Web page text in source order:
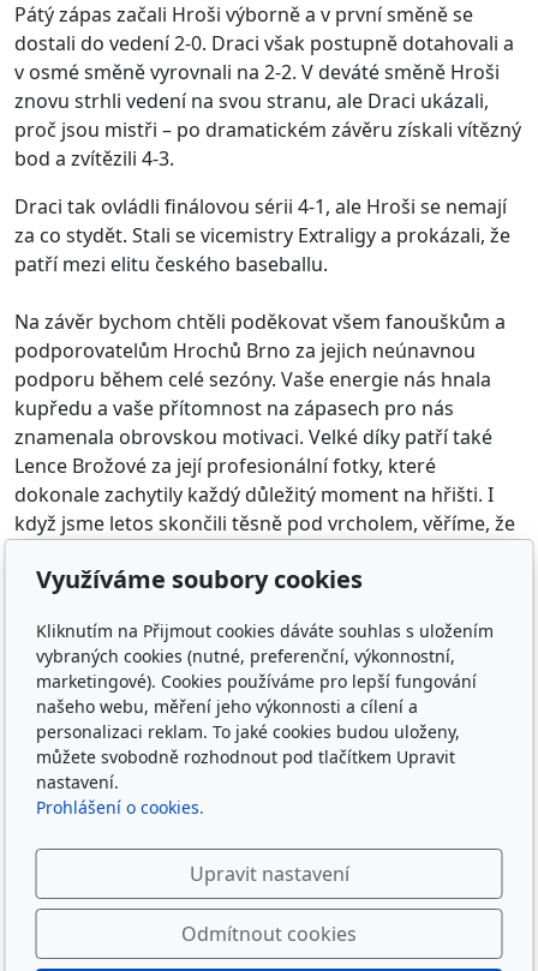
Pátý zápas začali Hroši výborně a v první směně se
dostali do vedení 2-0. Draci však postupně dotahovali a
v osmé směně vyrovnali na 2-2. V deváté směně Hroši
znovu strhli vedení na svou stranu, ale Draci ukázali,
proč jsou mistři – po dramatickém závěru získali vítězný
bod a zvítězili 4-3.
Draci tak ovládli finálovou sérii 4-1, ale Hroši se nemají
za co stydět. Stali se vicemistry Extraligy a prokázali, že
patří mezi elitu českého baseballu.
Na závěr bychom chtěli poděkovat všem fanouškům a
podporovatelům Hrochů Brno za jejich neúnavnou
podporu během celé sezóny. Vaše energie nás hnala
kupředu a vaše přítomnost na zápasech pro nás
znamenala obrovskou motivaci. Velké díky patří také
Lence Brožové za její profesionální fotky, které
dokonale zachytily každý důležitý moment na hřišti. I
když jsme letos skončili těsně pod vrcholem, věříme, že
odhodláním se příští rok pokusíme znovu zaútočit na
Sledujte nás
Využíváme soubory cookies
Kliknutím na Přijmout cookies dáváte souhlas s uložením
vybraných cookies (nutné, preferenční, výkonnostní,
marketingové). Cookies používáme pro lepší fungování
našeho webu, měření jeho výkonnosti a cílení a
personalizaci reklam. To jaké cookies budou uloženy,
můžete svobodně rozhodnout pod tlačítkem Upravit
nastavení.
Prohlášení o cookies.
Upravit nastavení
Odmítnout cookies